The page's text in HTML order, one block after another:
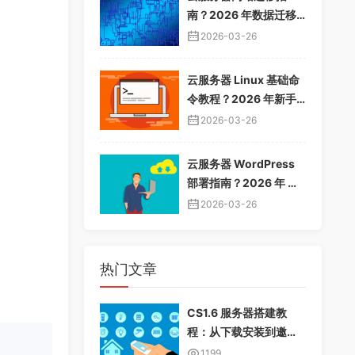
南？2026 年数据迁移
教程，无缝切换服务器
2026-03-26
云服务器 Linux 基础命
令教程？2026 年新手
入门指南，常用命令大
2026-03-26
云服务器 WordPress
部署指南？2026 年 Wo
rdPress 安装配置教
2026-03-26
热门文章
CS1.6 服务器搭建教
程：从下载安装到邀请
好友畅玩